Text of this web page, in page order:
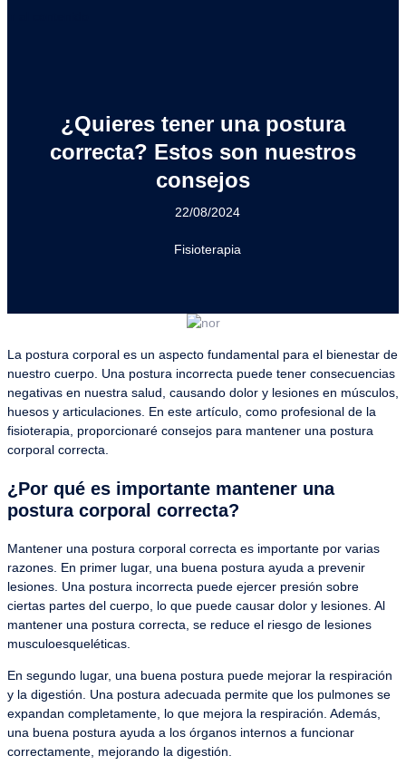
¿Quieres tener una postura
correcta? Estos son nuestros
consejos
22/08/2024
Fisioterapia
La postura corporal es un aspecto fundamental para el bienestar de
nuestro cuerpo. Una postura incorrecta puede tener consecuencias
negativas en nuestra salud, causando dolor y lesiones en músculos,
huesos y articulaciones. En este artículo, como profesional de la
fisioterapia, proporcionaré consejos para mantener una postura
corporal correcta.
¿Por qué es importante mantener una
postura corporal correcta?
Mantener una postura corporal correcta es importante por varias
razones. En primer lugar, una buena postura ayuda a prevenir
lesiones. Una postura incorrecta puede ejercer presión sobre
ciertas partes del cuerpo, lo que puede causar dolor y lesiones. Al
mantener una postura correcta, se reduce el riesgo de lesiones
musculoesqueléticas.
En segundo lugar, una buena postura puede mejorar la respiración
y la digestión. Una postura adecuada permite que los pulmones se
expandan completamente, lo que mejora la respiración. Además,
una buena postura ayuda a los órganos internos a funcionar
correctamente, mejorando la digestión.